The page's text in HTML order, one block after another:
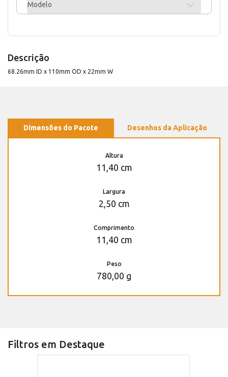
Modelo
Descrição
68.26mm ID x 110mm OD x 22mm W
Dimensões do Pacote Desenhos da Aplicação
Altura
11,40 cm
Largura
2,50 cm
Comprimento
11,40 cm
Peso
780,00 g
Filtros em Destaque